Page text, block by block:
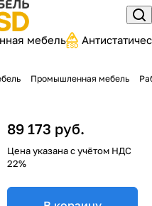
мебель
Промышленная мебель
89 173 руб.
Цена указана с учётом НДС
22%